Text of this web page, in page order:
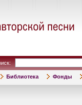
Библиотека Фонды